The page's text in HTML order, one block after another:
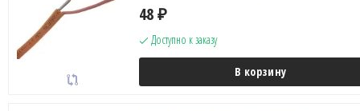
48 ₽
Доступно к заказу
В корзину